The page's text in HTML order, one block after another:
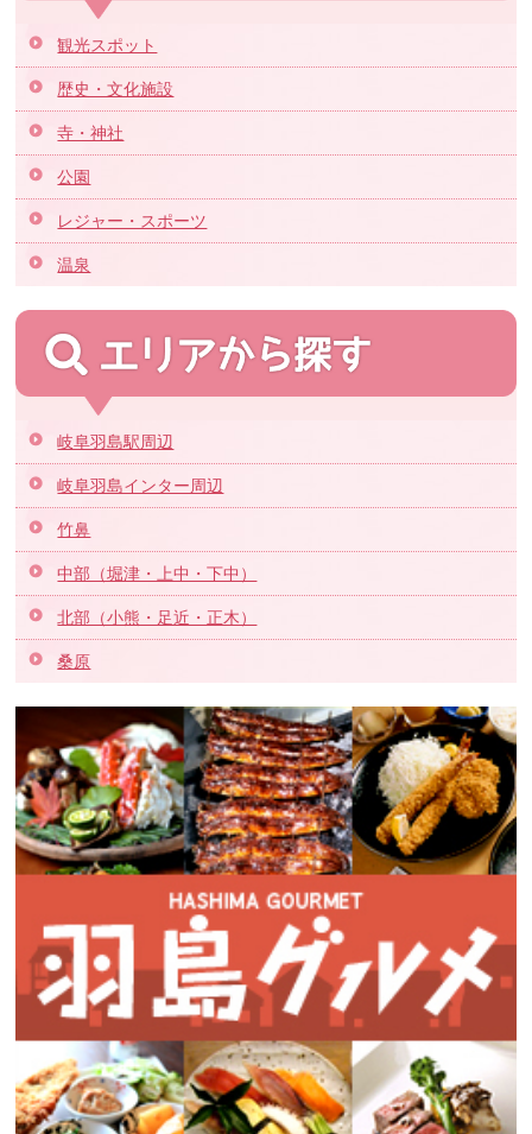
観光スポット
歴史・文化施設
寺・神社
公園
レジャー・スポーツ
温泉
岐阜羽島駅周辺
岐阜羽島インター周辺
竹鼻
中部（堀津・上中・下中）
北部（小熊・足近・正木）
桑原